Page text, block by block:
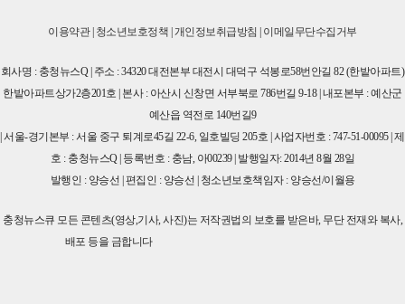
이용약관| 청소년보호정책 | 개인정보취급방침 | 이메일무단수집거부
회사명 : 충청뉴스Q | 주소 : 34320 대전본부 대전시 대덕구 석봉로58번안길 82 (한밭아파트)
한밭아파트상가2층201호 | 본사 : 아산시 신창면 서부북로 786번길 9-18 | 내포본부 : 예산군
예산읍 역전로 140번길9
| 서울-경기본부 : 서울 중구 퇴계로45길 22-6, 일호빌딩 205호 | 사업자번호 : 747-51-00095 | 제
호 : 충청뉴스Q | 등록번호 : 충남, 아00239 | 발행일자: 2014년 8월 28일
발행인 : 양승선 | 편집인 : 양승선 | 청소년보호책임자 : 양승선/이월용
충청뉴스큐 모든 콘텐츠(영상,기사, 사진)는 저작권법의 보호를 받은바, 무단 전재와 복사,
배포 등을 금합니다